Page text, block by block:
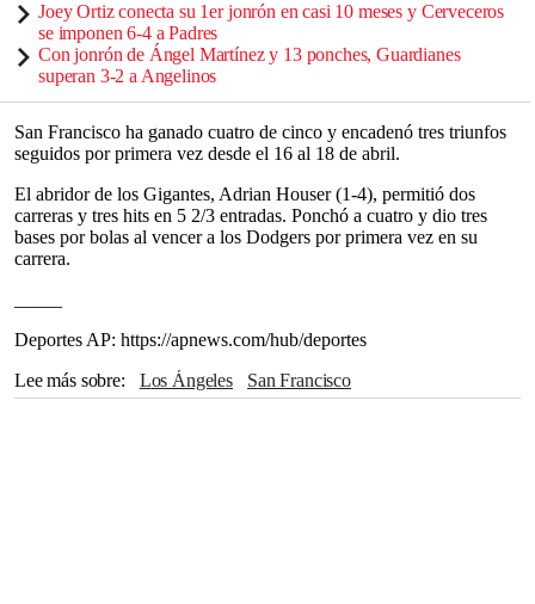
Joey Ortiz conecta su 1er jonrón en casi 10 meses y Cerveceros
se imponen 6-4 a Padres
Con jonrón de Ángel Martínez y 13 ponches, Guardianes
superan 3-2 a Angelinos
San Francisco ha ganado cuatro de cinco y encadenó tres triunfos
seguidos por primera vez desde el 16 al 18 de abril.
El abridor de los Gigantes, Adrian Houser (1-4), permitió dos
carreras y tres hits en 5 2/3 entradas. Ponchó a cuatro y dio tres
bases por bolas al vencer a los Dodgers por primera vez en su
carrera.
Deportes AP: https://apnews.com/hub/deportes
Lee más sobre
Los Ángeles San Francisco